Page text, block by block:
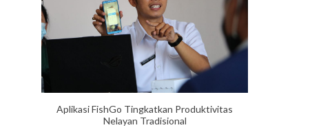
Aplikasi FishGo Tingkatkan Produktivitas
Nelayan Tradisional